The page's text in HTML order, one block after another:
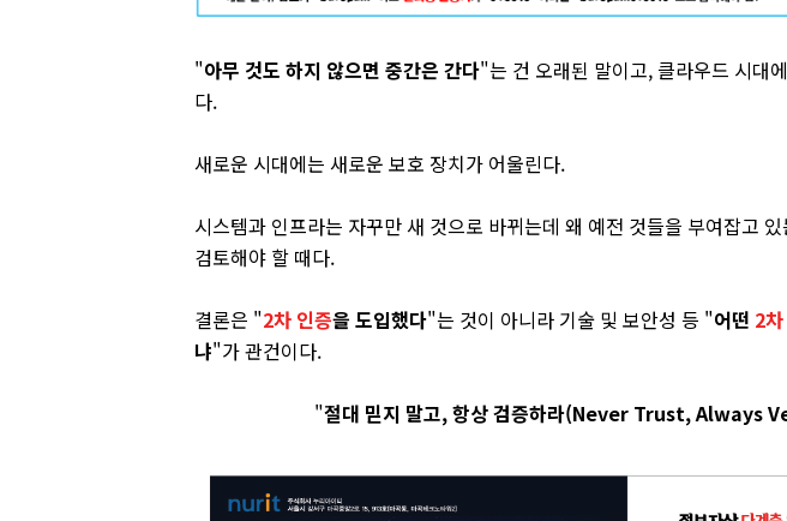
"아무 것도 하지 않으면 중간은 간다"는 건 오래된 말이고, 클라우드 시대
다.
새로운 시대에는 새로운 보호 장치가 어울린다.
시스템과 인프라는 자꾸만 새 것으로 바뀌는데 왜 예전 것들을 부여잡고
검토해야 할 때다.
결론은 "2차 인증을 도입했다"는 것이 아니라 기술 및 보안성 등 "어떤 2
냐"가 관건이다.
"절대 믿지 말고, 항상 검증하라(Never Trust, Always